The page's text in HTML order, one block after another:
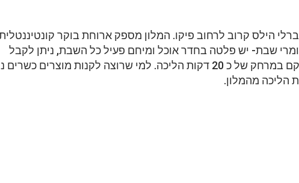
הילס קרוב לרחוב פיקו. המלון מספק ארוחת בוקר
שבת- יש פלטה בחדר אוכל ומיחם פעיל כל השבת, ניתן לקבל
מפתח מכני בקבלה, בית הכנסת ממוקם במרחק של כ 20 דקות הליכה. למי שרוצה לקנות מוצרים
הליכה מהמלון.